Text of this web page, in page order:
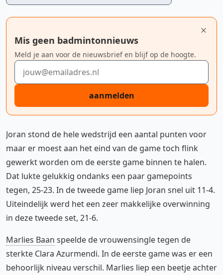
Mis geen badmintonnieuws
Meld je aan voor de nieuwsbrief en blijf op de hoogte.
E-mailadres
aanmelden
Joran stond de hele wedstrijd een aantal punten voor
maar er moest aan het eind van de game toch flink
gewerkt worden om de eerste game binnen te halen.
Dat lukte gelukkig ondanks een paar gamepoints
tegen, 25-23. In de tweede game liep Joran snel uit 11-4.
Uiteindelijk werd het een zeer makkelijke overwinning
in deze tweede set, 21-6.
Marlies Baan speelde de vrouwensingle tegen de
sterkte Clara Azurmendi. In de eerste game was er een
behoorlijk niveau verschil. Marlies liep een beetje achter